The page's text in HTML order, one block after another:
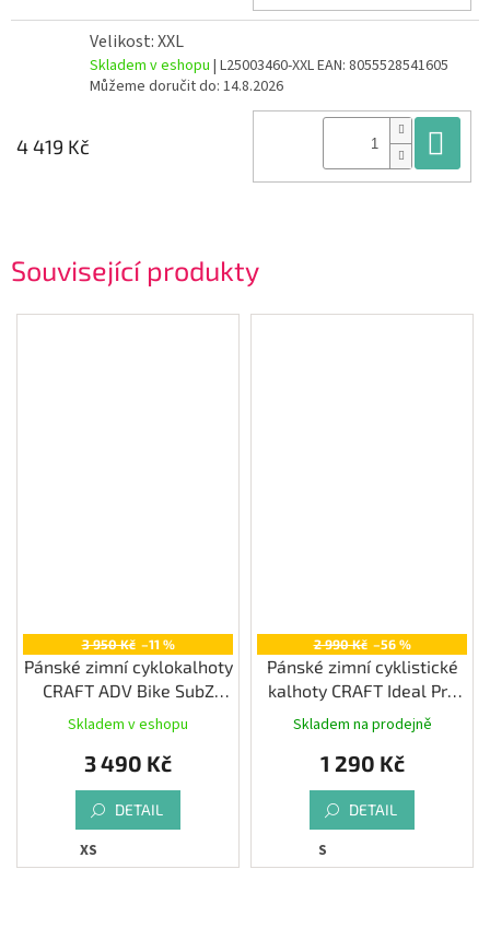
Související produkty
3 950 Kč –11 %
Pánské zimní cyklokalhoty
CRAFT ADV Bike SubZ
Insulate Bib (C2), černá
Skladem v eshopu
3 490 Kč
DETAIL
XS
2 990 Kč –56 %
Pánské zimní cyklistické
kalhoty CRAFT Ideal Pro
Wind Bib (bez vložky)
Skladem na prodejně
1 290 Kč
DETAIL
S
Velikost: XXL
Skladem v eshopu | L25003460-XXLEAN: 8055528541605
Můžeme doručit do: 14.8.2026
4 419 Kč